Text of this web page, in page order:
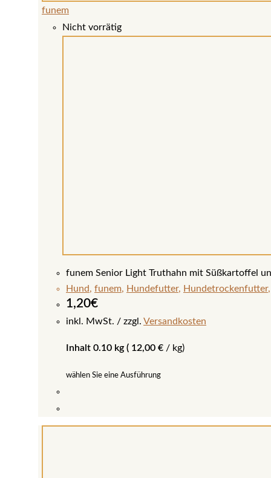
funem
Nicht vorrätig
funem Senior Light Truthahn mit Süßkartoffel
Hund, funem, Hundefutter, Hundetrockenfutter
1,20€
inkl. MwSt. zzgl. Versandkosten
Inhalt 0.10 kg ( 12,00 € / kg)
wählen Sie eine Ausführung
Produkt